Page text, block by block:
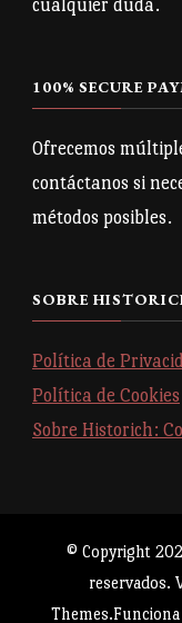
cualquier duda.
100% SECURE
Ofrecemos
contáctanos si
métodos posibles.
SOBRE
Política de
Política de Cookies
Sobre Historich:
© Copyright
reservados.
Themes